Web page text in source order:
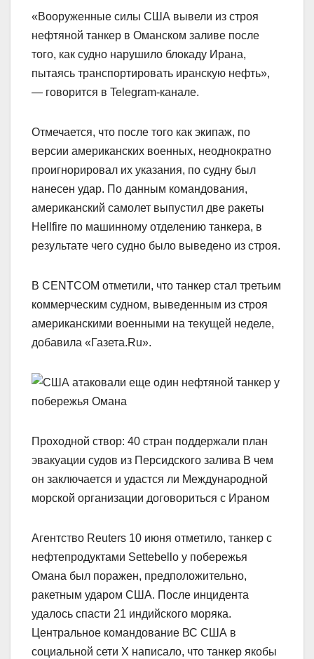
«Вооруженные силы США вывели из строя
нефтяной танкер в Оманском заливе после
того, как судно нарушило блокаду Ирана,
пытаясь транспортировать иранскую нефть»,
— говорится в Telegram-канале.
Отмечается, что после того как экипаж, по
версии американских военных, неоднократно
проигнорировал их указания, по судну был
нанесен удар. По данным командования,
американский самолет выпустил две ракеты
Hellfire по машинному отделению танкера, в
результате чего судно было выведено из строя.
В CENTCOM отметили, что танкер стал третьим
коммерческим судном, выведенным из строя
американскими военными на текущей неделе,
добавила «Газета.Ru».
Проходной створ: 40 стран поддержали план
эвакуации судов из Персидского залива В чем
он заключается и удастся ли Международной
морской организации договориться с Ираном
Агентство Reuters 10 июня отметило, танкер с
нефтепродуктами Settebello у побережья
Омана был поражен, предположительно,
ракетным ударом США. После инцидента
удалось спасти 21 индийского моряка.
Центральное командование ВС США в
социальной сети X написало, что танкер якобы